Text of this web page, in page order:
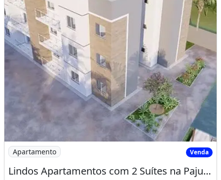
Imagem: Lindos Apartamentos com 2 Suítes na Pajuçara
Apartamento Venda
Lindos Apartamentos com 2 Suítes na Pajuçara, Pronto para Morar